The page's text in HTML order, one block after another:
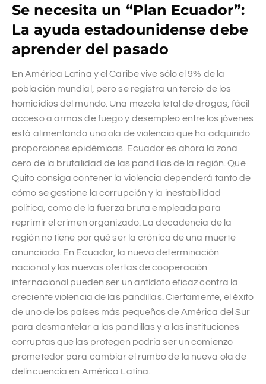
Se necesita un “Plan Ecuador”:
La ayuda estadounidense debe
aprender del pasado
En América Latina y el Caribe vive sólo el 9% de la
población mundial, pero se registra un tercio de los
homicidios del mundo. Una mezcla letal de drogas, fácil
acceso a armas de fuego y desempleo entre los jóvenes
está alimentando una ola de violencia que ha adquirido
proporciones epidémicas. Ecuador es ahora la zona
cero de la brutalidad de las pandillas de la región. Que
Quito consiga contener la violencia dependerá tanto de
cómo se gestione la corrupción y la inestabilidad
política, como de la fuerza bruta empleada para
reprimir el crimen organizado. La decadencia de la
región no tiene por qué ser la crónica de una muerte
anunciada. En Ecuador, la nueva determinación
nacional y las nuevas ofertas de cooperación
internacional pueden ser un antídoto eficaz contra la
creciente violencia de las pandillas. Ciertamente, el éxito
de uno de los países más pequeños de América del Sur
para desmantelar a las pandillas y a las instituciones
corruptas que las protegen podría ser un comienzo
prometedor para cambiar el rumbo de la nueva ola de
delincuencia en América Latina.